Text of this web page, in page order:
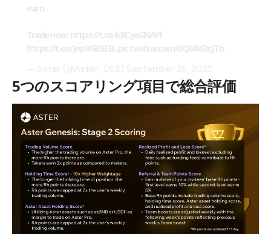
5つのスコアリング項目で総合評価